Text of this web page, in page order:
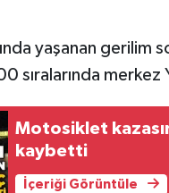
yaşanan gerilim
sıralarında
Motosiklet
kaybetti
İçeriği Görüntüle